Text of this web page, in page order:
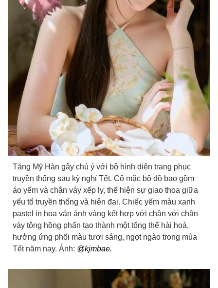
Tăng Mỹ Hàn gây chú ý với bộ hình diện trang phục
truyền thống sau kỳ nghỉ Tết. Cô mặc bộ đồ bao gồm
áo yếm và chân váy xếp ly, thể hiện sự giao thoa giữa
yếu tố truyền thống và hiện đại. Chiếc yếm màu xanh
pastel in hoa văn ánh vàng kết hợp với chân với chân
váy tông hồng phấn tạo thành một tổng thể hài hoà,
hưởng ứng phối màu tươi sáng, ngọt ngào trong mùa
Tết năm nay. Ảnh: @kjmbae.